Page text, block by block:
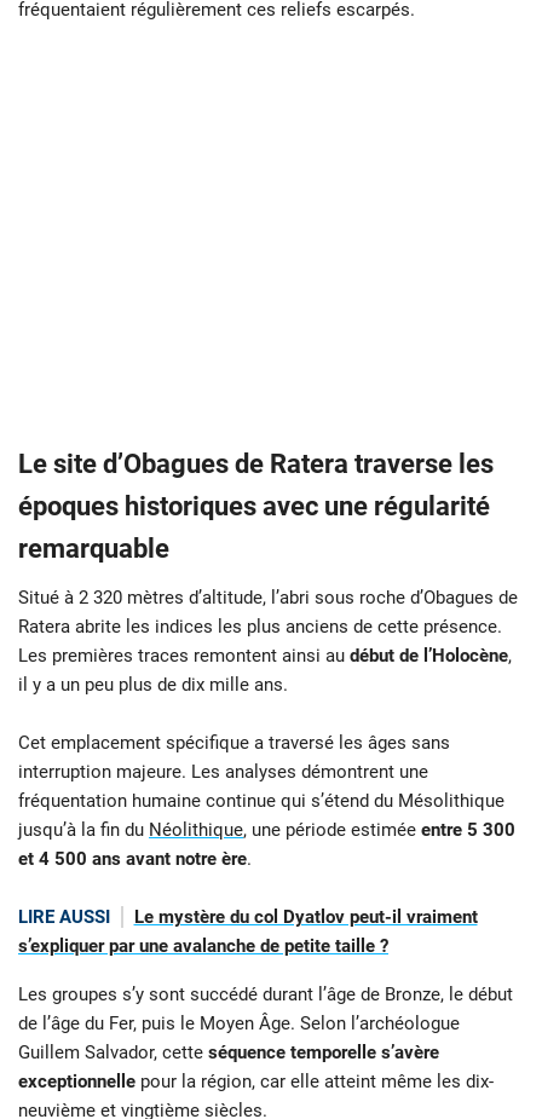
fréquentaient régulièrement ces reliefs escarpés.
Le site d’Obagues de Ratera traverse les
époques historiques avec une régularité
remarquable
Situé à 2 320 mètres d’altitude, l’abri sous roche d’Obagues de
Ratera abrite les indices les plus anciens de cette présence.
Les premières traces remontent ainsi au début de l’Holocène,
il y a un peu plus de dix mille ans.
Cet emplacement spécifique a traversé les âges sans
interruption majeure. Les analyses démontrent une
fréquentation humaine continue qui s’étend du Mésolithique
jusqu’à la fin du Néolithique, une période estimée entre 5 300
et 4 500 ans avant notre ère.
LIRE AUSSI
Le mystère du col Dyatlov peut-il vraiment
s’expliquer par une avalanche de petite taille ?
Les groupes s’y sont succédé durant l’âge de Bronze, le début
de l’âge du Fer, puis le Moyen Âge. Selon l’archéologue
Guillem Salvador, cette séquence temporelle s’avère
exceptionnelle pour la région, car elle atteint même les dix-
neuvième et vingtième siècles.